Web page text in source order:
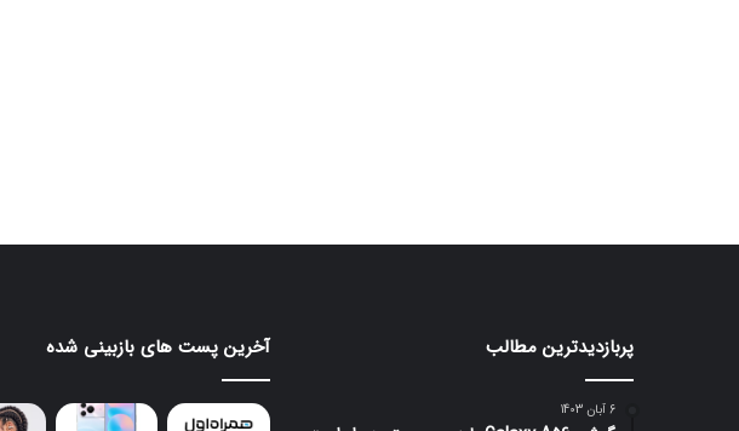
پربازدیدترین مطالب
6 آبان 1403
آخرین پست های بازبینی شده
موتورولا
عجیب
هواوی
nova
16
SE